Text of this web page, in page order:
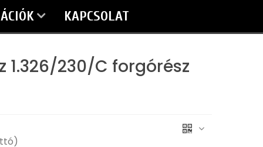
KAPCSOLAT
1.326/230/C forgórész